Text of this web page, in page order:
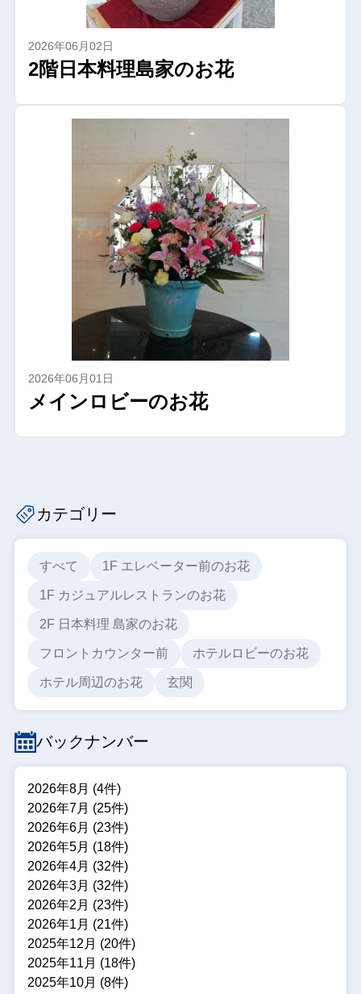
2026年06月02日
2階日本料理島家のお花
2026年06月01日
メインロビーのお花
カテゴリー
すべて 1F エレベーター前のお花
1F カジュアルレストランのお花
2F 日本料理 島家のお花
フロントカウンター前 ホテルロビーのお花
ホテル周辺のお花 玄関
バックナンバー
2026年8月 (4件)
2026年7月 (25件)
2026年6月 (23件)
2026年5月 (18件)
2026年4月 (32件)
2026年3月 (32件)
2026年2月 (23件)
2026年1月 (21件)
2025年12月 (20件)
2025年11月 (18件)
2025年10月 (8件)